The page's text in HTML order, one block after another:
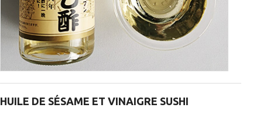
HUILE DE SÉSAME ET VINAIGRE SUSHI